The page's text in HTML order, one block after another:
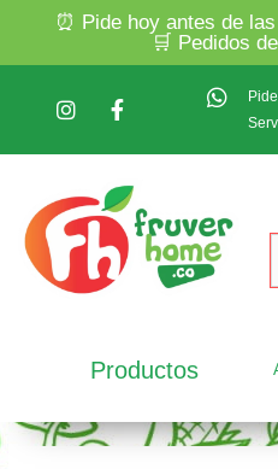
⏰ Pide hoy antes de
🛒 Pedidos
Productos